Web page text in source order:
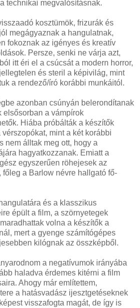
technikai megvalósításnak.
kosztümök, frizurák és
megágyaznak a hangulatnak,
fokoznak az igényes és kreatív
Persze, senki ne várja azt,
itt éri el a csúcsát a modern horror,
és steril a képivilág, mint
a rendező/író korábbi munkáitól.
azonban csúnyán belerondítanak
elsősorban a vámpírok
Hiába próbálták a készítők
mint a két korábbi
nem álltak meg ott, hogy a
hagyatkozzanak. Emiatt a
egyszerűen röhejesek az
főleg a Barlow névre hallgató fő-
és a klasszikus
épült a film, a szörnyetegek
volna a készítők a
mert a gyenge számítógépes
kilógnak az összképből.
a negatívumok irányába
haladva érdemes kitérni a film
Ahogy már említettem,
a hatásvadász ijesztgetéseknek
visszafogta magát, de így is